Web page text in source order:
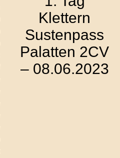
Klettern
Sustenpass
Palatten 2CV
– 08.06.2023